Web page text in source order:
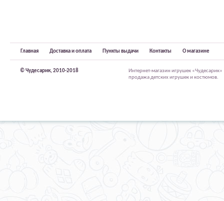
Главная Доставка и оплата Пункты выдачи Контакты О магазине
© Чудесарик, 2010-2018
Интернет-магазин игрушек
продажа детских игрушек и костюмов.